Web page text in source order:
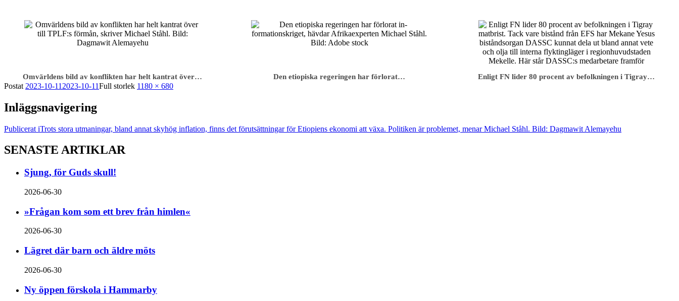
Omvärldens bild av konflikten har helt kantrat över… Den etiopiska regeringen har förlorat… Enligt FN lider 80 procent av befolkningen i Tigray…
Postat 2023-10-11 2023-10-11Full storlek 1180 × 680
Inläggsnavigering
Publicerat iTrots stora utmaningar, bland annat skyhög inflation, finns det förutsättningar för Etiopiens ekonomi att växa. Politiken är problemet, menar Michael Ståhl. Bild: Dagmawit Alemayehu
SENASTE ARTIKLAR
Sjung, för Guds skull!
2026-06-30
»Frågan kom som ett brev från himlen«
2026-06-30
Lägret där barn och äldre möts
2026-06-30
Ny öppen förskola i Hammarby